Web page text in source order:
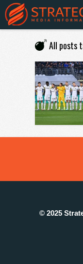
All posts
© 2025